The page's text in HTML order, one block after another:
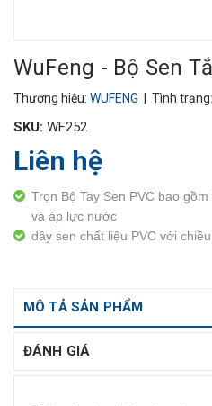
WuFeng - Bộ Sen
Thương hiệu: WUFENG | Tình trạng:
SKU: WF252
Liên hệ
Trọn Bộ Tay Sen PVC bao
và áp lực nước
dây sen chất liệu PVC với
MÔ TẢ SẢN PHẨM
ĐÁNH GIÁ